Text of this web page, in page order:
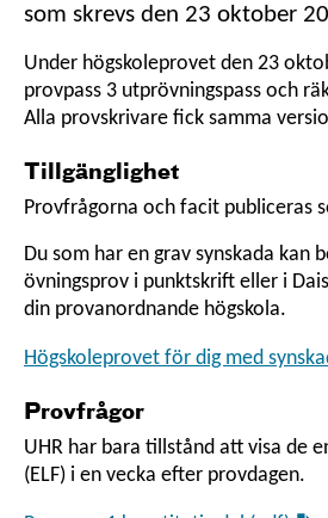
som skrevs den 23 oktober
Under högskoleprovet den 23
provpass 3 utprövningspass och
Alla provskrivare fick samma
Tillgänglighet
Provfrågorna och facit publiceras
Du som har en grav synskada kan
övningsprov i punktskrift eller i
din provanordnande högskola.
Högskoleprovet för dig med
Provfrågor
UHR har bara tillstånd att visa de
(ELF) i en vecka efter provdagen.